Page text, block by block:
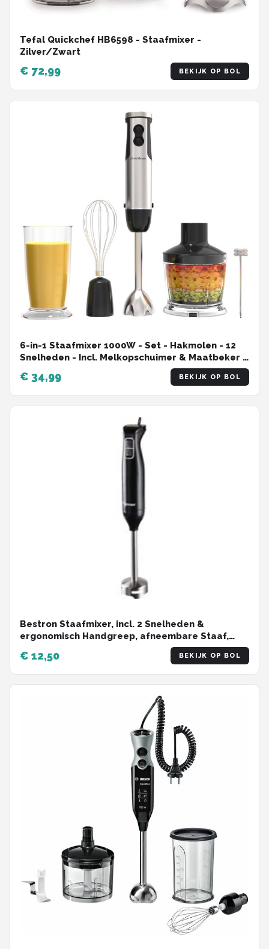
Tefal Quickchef HB6598 - Staafmixer -
Zilver/Zwart
€ 72,99 BEKIJK OP BOL
6-in-1 Staafmixer 1000W - Set - Hakmolen - 12
Snelheden - Incl. Melkopschuimer & Maatbeker -
€ 34,99 BEKIJK OP BOL
Bestron Staafmixer, incl. 2 Snelheden &
ergonomisch Handgreep, afneembare Staaf,
vatwassergeschickt, 250 Watt, ASM250Z, kleur:
Zwart / rvs
€ 12,50 BEKIJK OP BOL